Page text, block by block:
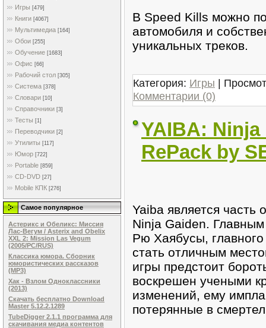
Игры [479]
Книги [4067]
Мультимедиа [164]
Обои [255]
Обучение [1683]
Офис [66]
Рабочий стол [305]
Система [378]
Словари [10]
Справочники [3]
Тесты [1]
Переводчики [2]
Утилиты [117]
Юмор [722]
Portable [859]
CD-DVD [27]
Mobile КПК [276]
Самое популярное
Астерикс и Обеликс: Миссия
Лас-Вегум / Asterix and Obelix
XXL 2: Mission Las Vegum
(2005/PC/RUS)
Классика юмора. Сборник
юмористических рассказов
(MP3)
Хак - Взлом Одноклассники
(2013)
Скачать бесплатно Download
Master 5.12.2.1289
TubeDigger 2.1.1 программа для
скачивания медиа контентов
В Speed Kills можно
автомобиля и
уникальных треков.
Категория: Игры |
Комментарии (0)
YAIBA: Ninja
RePack by
Yaiba является часть
Ninja Gaiden.
Рю Хаябусы,
стать отличным
игры предстоит
воскрешен учеными
изменений, ему
потерянные в